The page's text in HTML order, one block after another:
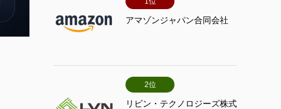
アマゾンジャパン合同会社
2位
リビン・テクノロジーズ株式